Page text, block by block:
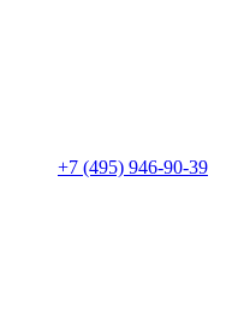
+7 (495) 946-90-39